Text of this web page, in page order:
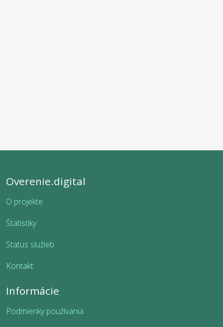
Overenie.digital
O projekte
Štatistiky
Status služieb
Kontakt
Informácie
Podmienky používania